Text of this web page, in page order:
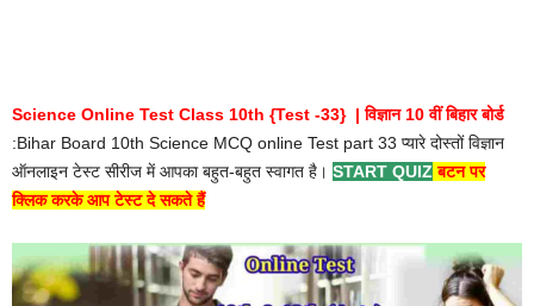
Science Online Test Class 10th {Test -33} | विज्ञान 10 वीं बिहार बोर्ड
:Bihar Board 10th Science MCQ online Test part 33 प्यारे दोस्तों विज्ञान
ऑनलाइन टेस्ट सीरीज में आपका बहुत-बहुत स्वागत है। START QUIZ बटन पर
क्लिक करके आप टेस्ट दे सकते हैं